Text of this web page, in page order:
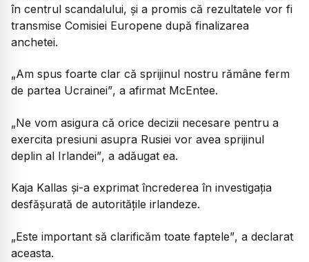
în centrul scandalului, și a promis că rezultatele vor fi
transmise Comisiei Europene după finalizarea
anchetei.
„Am spus foarte clar că sprijinul nostru rămâne ferm
de partea Ucrainei”, a afirmat McEntee.
„Ne vom asigura că orice decizii necesare pentru a
exercita presiuni asupra Rusiei vor avea sprijinul
deplin al Irlandei”, a adăugat ea.
Kaja Kallas și-a exprimat încrederea în investigația
desfășurată de autoritățile irlandeze.
„Este important să clarificăm toate faptele”, a declarat
aceasta.